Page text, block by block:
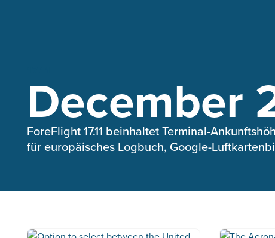
December
ForeFlight 17.11 beinhaltet Terminal-
für europäisches Logbuch, Google-